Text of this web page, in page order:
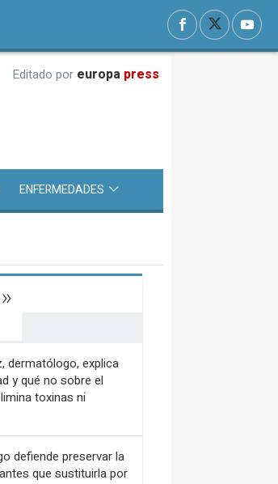
Editado por europa press
ENFERMEDADES
dermatólogo, explica
y qué no sobre el
toxinas ni
defiende preservar la
que sustituirla por